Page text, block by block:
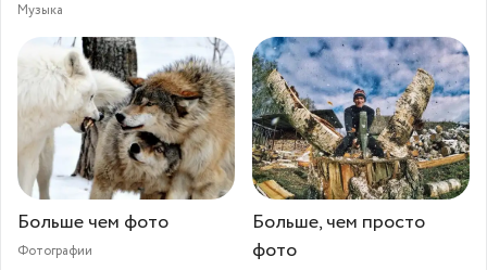
Музыка
Больше чем фото
Фотографии
Больше, чем просто
фото